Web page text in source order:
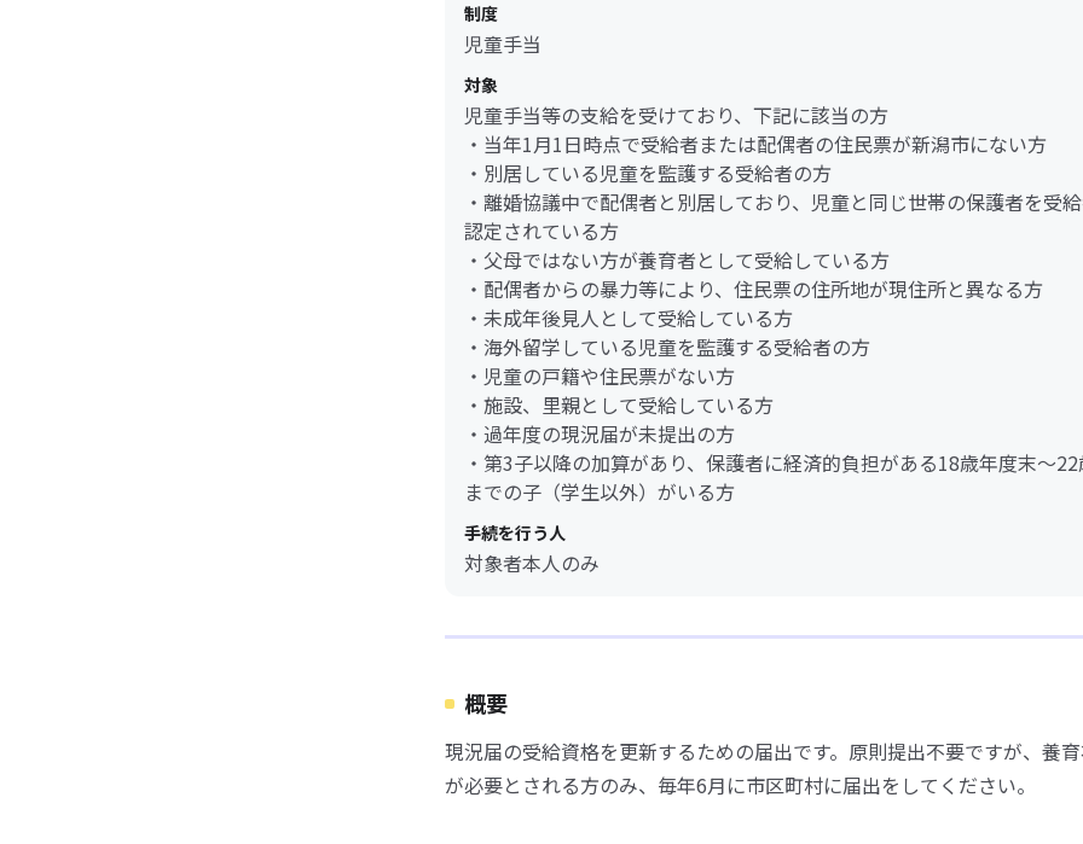
制度
児童手当
対象
児童手当等の支給を受けており、下記に該当の方
・当年1月1日時点で受給者または配偶者の住民票が新潟市にない方
・別居している児童を監護する受給者の方
・離婚協議中で配偶者と別居しており、児童と同じ世帯の保護者を受
認定されている方
・父母ではない方が養育者として受給している方
・配偶者からの暴力等により、住民票の住所地が現住所と異なる方
・未成年後見人として受給している方
・海外留学している児童を監護する受給者の方
・児童の戸籍や住民票がない方
・施設、里親として受給している方
・過年度の現況届が未提出の方
・第3子以降の加算があり、保護者に経済的負担がある18歳年度末～
までの子（学生以外）がいる方
手続を行う人
対象者本人のみ
概要
現況届の受給資格を更新するための届出です。原則提出不要ですが、養
が必要とされる方のみ、毎年6月に市区町村に届出をしてください。